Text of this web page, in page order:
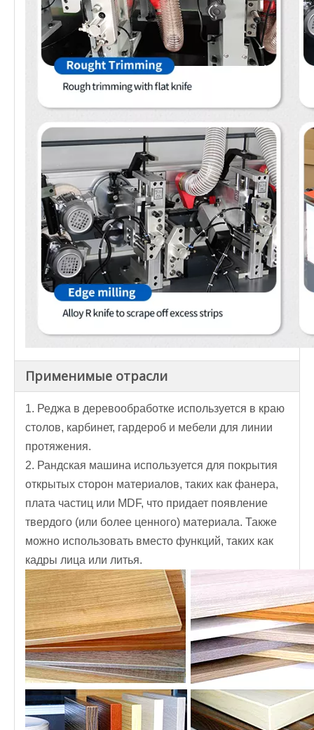
Применимые отрасли
1. Реджа в деревообработке используется в краю
столов, карбинет, гардероб и мебели для линии
протяжения.
2. Рандская машина используется для покрытия
открытых сторон материалов, таких как фанера,
плата частиц или MDF, что придает появление
твердого (или более ценного) материала. Также
можно использовать вместо функций, таких как
кадры лица или литья.